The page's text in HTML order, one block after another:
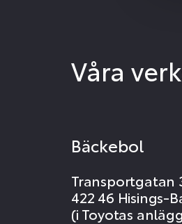
Våra
Bäckebol
Transportgatan
422 46 Hisings-
(i Toyotas